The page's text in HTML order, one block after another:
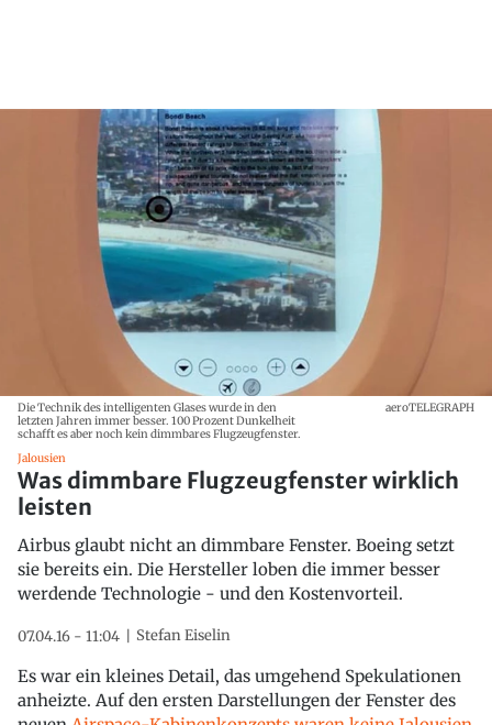
Die Technik des intelligenten Glases wurde in den
letzten Jahren immer besser. 100 Prozent Dunkelheit
schafft es aber noch kein dimmbares Flugzeugfenster.
aeroTELEGRAPH
Jalousien
Was dimmbare Flugzeugfenster wirklich
leisten
Airbus glaubt nicht an dimmbare Fenster. Boeing setzt
sie bereits ein. Die Hersteller loben die immer besser
werdende Technologie - und den Kostenvorteil.
07.04.16 - 11:04 Stefan Eiselin
Es war ein kleines Detail, das umgehend Spekulationen
anheizte. Auf den ersten Darstellungen der Fenster des